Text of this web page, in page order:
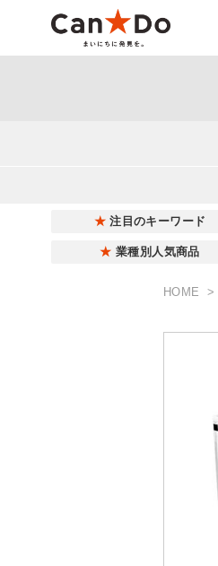
注目のキーワード
業種別人気商品
HOME